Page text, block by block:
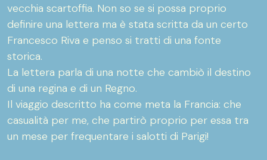
vecchia scartoffia. Non so se si possa proprio
definire una lettera ma è stata scritta da un certo
Francesco Riva e penso si tratti di una fonte
storica.
La lettera parla di una notte che cambiò il destino
di una regina e di un Regno.
Il viaggio descritto ha come meta la Francia: che
casualità per me, che partirò proprio per essa tra
un mese per frequentare i salotti di Parigi!